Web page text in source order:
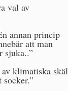
val av
annan princip
att man
sjuka..”
klimatiska skäl